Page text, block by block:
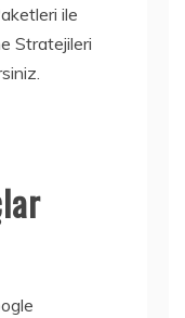
ile
Stratejileri